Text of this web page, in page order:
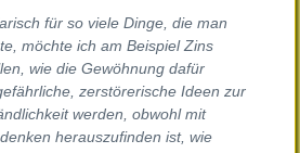
für so viele Dinge, die man
möchte ich am Beispiel Zins
wie die Gewöhnung dafür
zerstörerische Ideen zur
werden, obwohl mit
herauszufinden ist, wie